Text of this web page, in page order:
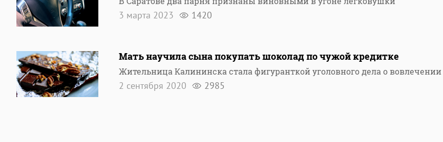
3 марта 2023 1420
Мать научила сына покупать шоколад по чужой кредитке
Жительница Калининска стала фигуранткой уголовного дела о вовлечении
2 сентября 2020 2985